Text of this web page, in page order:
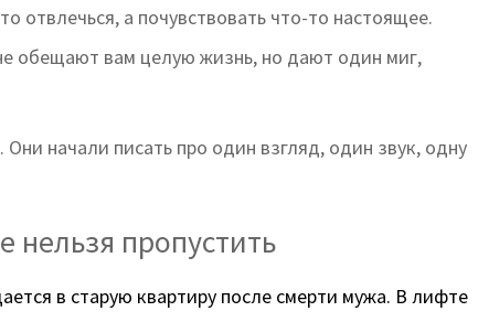
отвлечься, а почувствовать что-то настоящее.
обещают вам целую жизнь, но дают один миг,
Они начали писать про один взгляд, один звук, одну
нельзя пропустить
в старую квартиру после смерти мужа. В лифте